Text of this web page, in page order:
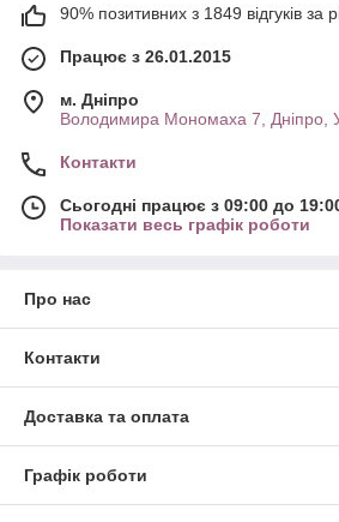
90% позитивних з 1849 відгуків за
Працює з 26.01.2015
м. Дніпро
Володимира Мономаха 7, Дніпро,
Контакти
Сьогодні працює з 09:00 до
Показати весь графік роботи
Про нас
Контакти
Доставка та оплата
Графік роботи